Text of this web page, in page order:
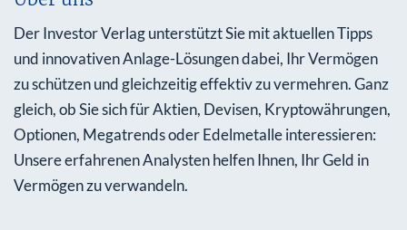
Der Investor Verlag unterstützt Sie mit aktuellen Tipps
und innovativen Anlage-Lösungen dabei, Ihr Vermögen
zu schützen und gleichzeitig effektiv zu vermehren. Ganz
gleich, ob Sie sich für Aktien, Devisen, Kryptowährungen,
Optionen, Megatrends oder Edelmetalle interessieren:
Unsere erfahrenen Analysten helfen Ihnen, Ihr Geld in
Vermögen zu verwandeln.